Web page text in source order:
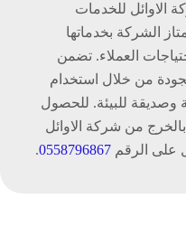
الاوائل للخدمات
الشركة بخدماتها
العملاء. تضمن
من خلال استخدام
وصديقة للبيئة. للحصول
من شركة الاوائل
على الرقم 0558796867
.